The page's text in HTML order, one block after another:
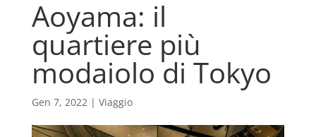
Aoyama: il
quartiere più
modaiolo di Tokyo
Gen 7, 2022| Viaggio